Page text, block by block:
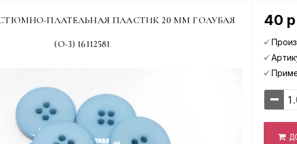
ПЛАТЕЛЬНАЯ ПЛАСТИК 20 ММ ГОЛУБАЯ
(О-3) 16112581
40